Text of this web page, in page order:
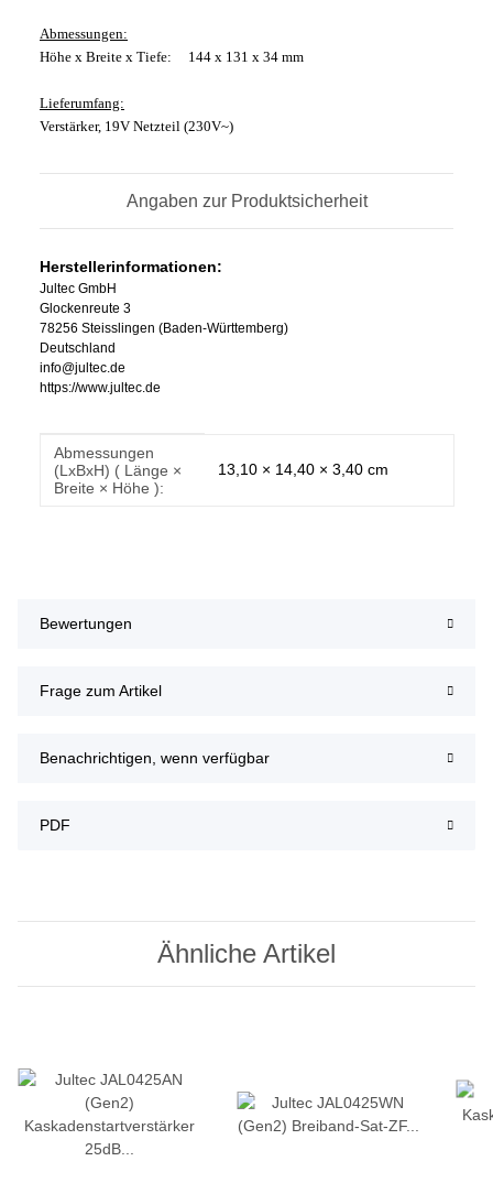
Abmessungen:
Höhe x Breite x Tiefe: 144 x 131 x 34 mm
Lieferumfang:
Verstärker, 19V Netzteil (230V~)
Angaben zur Produktsicherheit
Herstellerinformationen:
Jultec GmbH
Glockenreute 3
78256 Steisslingen (Baden-Württemberg)
Deutschland
info@jultec.de
https://www.jultec.de
Produkteigenschaft
Wert
Abmessungen
(LxBxH) ( Länge ×
Breite × Höhe ):
13,10 × 14,40 × 3,40 cm
Bewertungen
Frage zum Artikel
Benachrichtigen, wenn verfügbar
PDF
Ähnliche Artikel